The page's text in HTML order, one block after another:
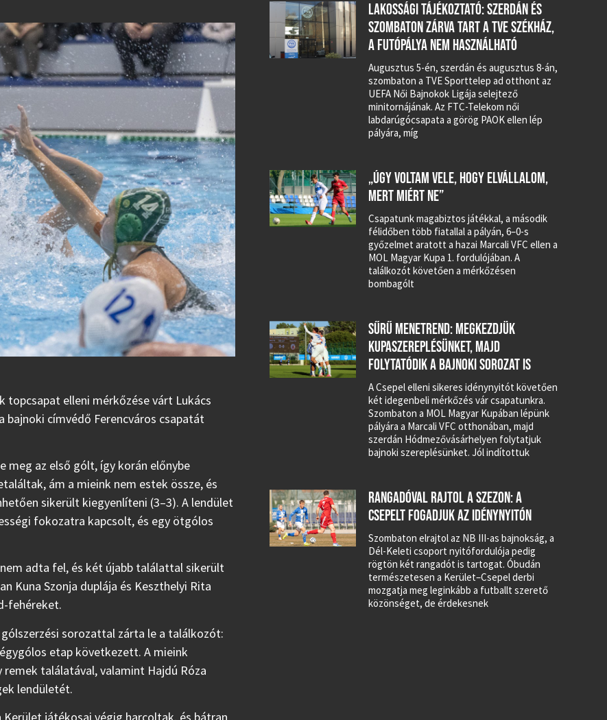
elleni mérkőzése várt Lukács
bajnoki címvédő Ferencváros csapatát
meg az első gólt, így korán előnybe
ám a mieink nem estek össze, és
sikerült kiegyenlíteni (3–3). A lendület
fokozatra kapcsolt, és egy ötgólos
adta fel, és két újabb találattal sikerült
Kuna Szonja duplája és Keszthelyi Rita
fehéreket.
sorozattal zárta le a találkozót:
etap következett. A mieink
találatával, valamint Hajdú Róza
lendületét.
LAKOSSÁGI TÁJÉKOZTATÓ: SZERDÁN ÉS
SZOMBATON ZÁRVA TART A TVE SZÉKHÁZ,
A FUTÓPÁLYA NEM HASZNÁLHATÓ
Augusztus 5-én, szerdán és augusztus 8-án,
szombaton a TVE Sporttelep ad otthont az
UEFA Női Bajnokok Ligája selejtező
minitornájának. Az FTC-Telekom női
labdarúgócsapata a görög PAOK ellen lép
pályára, míg
„ÚGY VOLTAM VELE, HOGY ELVÁLLALOM,
MERT MIÉRT NE”
Csapatunk magabiztos játékkal, a második
félidőben több fiatallal a pályán, 6–0-s
győzelmet aratott a hazai Marcali VFC ellen a
MOL Magyar Kupa 1. fordulójában. A
találkozót követően a mérkőzésen
bombagólt
SŰRŰ MENETREND: MEGKEZDJÜK
KUPASZEREPLÉSÜNKET, MAJD
FOLYTATÓDIK A BAJNOKI SOROZAT IS
A Csepel elleni sikeres idénynyitót követően
két idegenbeli mérkőzés vár csapatunkra.
Szombaton a MOL Magyar Kupában lépünk
pályára a Marcali VFC otthonában, majd
szerdán Hódmezővásárhelyen folytatjuk
bajnoki szereplésünket. Jól indítottuk
RANGADÓVAL RAJTOL A SZEZON: A
CSEPELT FOGADJUK AZ IDÉNYNYITÓN
Szombaton elrajtol az NB III-as bajnokság, a
Dél-Keleti csoport nyitófordulója pedig
rögtön két rangadót is tartogat. Óbudán
természetesen a Kerület–Csepel derbi
mozgatja meg leginkább a futballt szerető
közönséget, de érdekesnek